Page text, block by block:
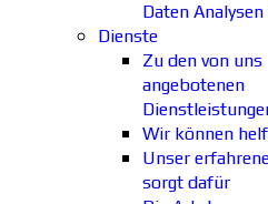
Daten
Dienste
Zu den von uns
angebotenen
Wir können
Unser
sorgt dafür